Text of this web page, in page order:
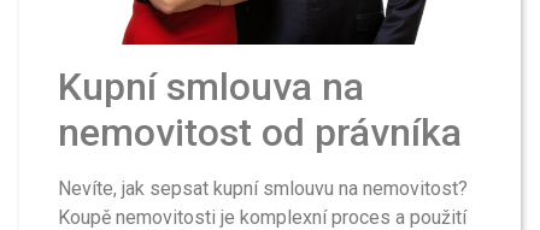
Kupní smlouva na
nemovitost od právníka
Nevíte, jak sepsat kupní smlouvu na nemovitost?
Koupě nemovitosti je komplexní proces a použití